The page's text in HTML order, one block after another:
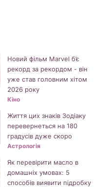
Новий фільм Marvel б’є
рекорд за рекордом - він
уже став головним хітом
2026 року
Кіно
Життя цих знаків Зодіаку
перевернеться на 180
градусів дуже скоро
Астрологія
Як перевірити масло в
домашніх умовах: 5
способів виявити підробку